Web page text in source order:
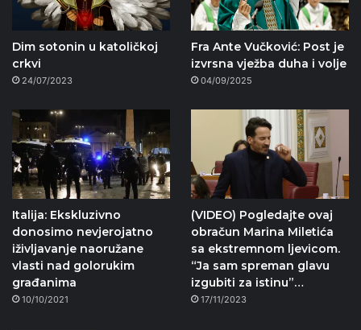
Dim sotonin u katoličkoj
crkvi
24/07/2023
Fra Ante Vučković: Post je
izvrsna vježba duha i volje
04/09/2025
Italija: Ekskluzivno
donosimo nevjerojatno
iživljavanje naoružane
vlasti nad golorukim
građanima
10/10/2021
(VIDEO) Pogledajte ovaj
obračun Marina Miletića
sa ekstremnom ljevicom.
“Ja sam spreman glavu
izgubiti za istinu”…
17/11/2023